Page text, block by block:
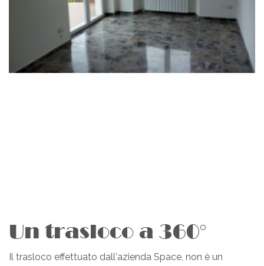
Un trasloco a 360°
Il trasloco effettuato dall'azienda Space, non è un